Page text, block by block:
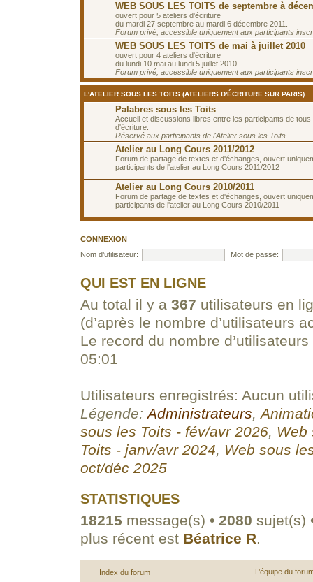
WEB SOUS LES TOITS de septembre à
ouvert pour 5 ateliers d'écriture
du mardi 27 septembre au mardi 6 décembre 2011.
Forum privé, accessible uniquement aux participants
WEB SOUS LES TOITS de mai à juillet 2010
ouvert pour 4 ateliers d'écriture
du lundi 10 mai au lundi 5 juillet 2010.
Forum privé, accessible uniquement aux participants
L'ATELIER SOUS LES TOITS (ATELIERS D'ÉCRITURE SUR PARIS)
Palabres sous les Toits
Accueil et discussions libres entre les participants de tous
d'écriture.
Réservé aux participants de l'Atelier sous les Toits.
Atelier au Long Cours 2011/2012
Forum de partage de textes et d'échanges, ouvert
participants de l'atelier au Long Cours 2011/2012
Atelier au Long Cours 2010/2011
Forum de partage de textes et d'échanges, ouvert
participants de l'atelier au Long Cours 2010/2011
CONNEXION
Nom d’utilisateur:
Mot de passe:
QUI EST EN LIGNE
Au total il y a 367 utilisateurs en
(d’après le nombre d’utilisateurs
Le record du nombre
05:01
Utilisateurs enregistrés: Aucun
Légende:Administrateurs,
sous les Toits - fév/avr 2026, Web
Toits - janv/avr 2024, Web sous
oct/déc 2025
STATISTIQUES
18215 message(s) • 2080 sujet(s)
plus récent est Béatrice R.
Index du forum L’équipe du